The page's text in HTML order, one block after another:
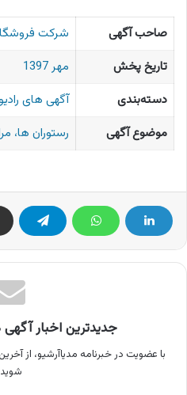
صاحب آگهی
شرکت
تاریخ پخش
مهر 1397
دسته‌بندی
آگهی های
موضوع آگهی
رستوران ها،
جدیدترین اخبار آگهی
با عضویت در خبرنامه مدیاآرشیو، از